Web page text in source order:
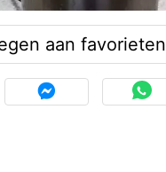
aan favorieten